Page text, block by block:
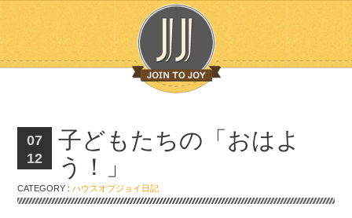
07
12
子どもたちの「おはよ
う！」
CATEGORY :ハウスオブジョイ日記